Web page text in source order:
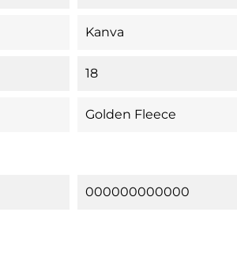
Kanva
18
Golden Fleece
000000000000